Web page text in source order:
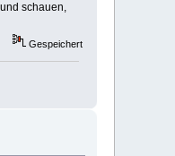
schauen,
Gespeichert